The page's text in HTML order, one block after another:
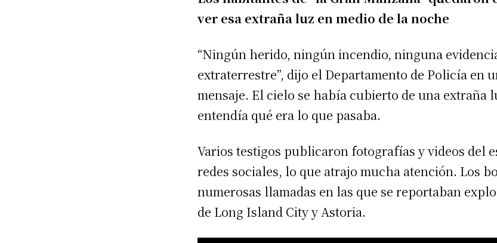
ver esa extraña luz en medio de la noche
“Ningún herido, ningún incendio, ninguna
extraterrestre”, dijo el Departamento de Policía en
mensaje. El cielo se había cubierto de una extraña
entendía qué era lo que pasaba.
Varios testigos publicaron fotografías y videos del
redes sociales, lo que atrajo mucha atención. Los
numerosas llamadas en las que se reportaban
de Long Island City y Astoria.